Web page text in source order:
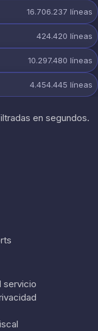
16.706.237 líneas
424.420 líneas
10.297.480 líneas
4.454.445 líneas
en segundos.
servicio